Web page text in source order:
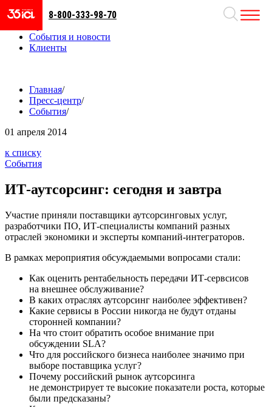
Направления
События и новости
Клиенты
8-800-333-98-70
Главная/
Пресс-центр/
События/
01 апреля 2014
к списку
События
ИТ-аутсорсинг: сегодня и завтра
Участие приняли поставщики аутсорсинговых услуг,
разработчики ПО, ИТ-специалисты компаний разных
отраслей экономики и эксперты компаний-интеграторов.
В рамках мероприятия обсуждаемыми вопросами стали:
Как оценить рентабельность передачи ИТ-сервсисов
на внешнее обслуживание?
В каких отраслях аутсорсинг наиболее эффективен?
Какие сервисы в России никогда не будут отданы
сторонней компании?
На что стоит обратить особое внимание при
обсуждении SLA?
Что для российского бизнеса наиболее значимо при
выборе поставщика услуг?
Почему российский рынок аутсорсинга
не демонстрирует те высокие показатели роста, которые
были предсказаны?